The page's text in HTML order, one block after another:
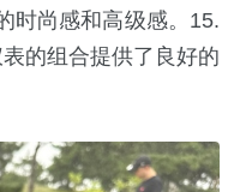
时尚感和高级感。15.
的组合提供了良好的